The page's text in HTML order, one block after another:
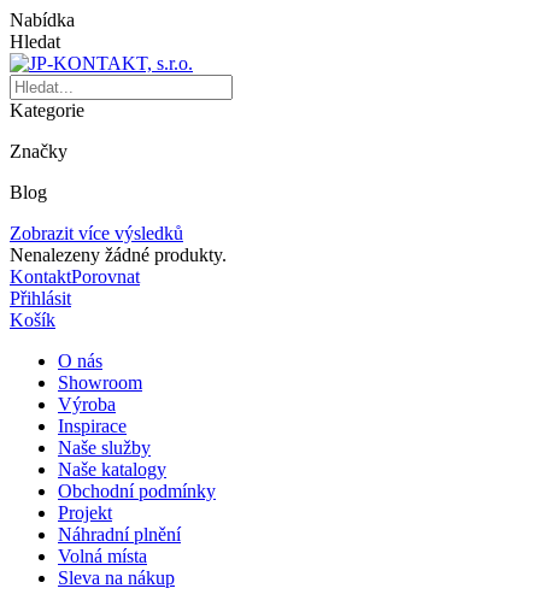
Nabídka
Hledat
Kategorie
Značky
Blog
Zobrazit více výsledků
Nenalezeny žádné produkty.
KontaktPorovnat
Přihlásit
Košík
O nás
Showroom
Výroba
Inspirace
Naše služby
Naše katalogy
Obchodní podmínky
Projekt
Náhradní plnění
Volná místa
Sleva na nákup